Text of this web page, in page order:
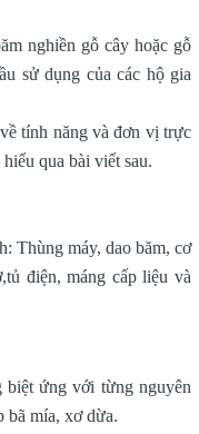
nghiền gỗ cây hoặc gỗ
sử dụng của các hộ gia
tính năng và đơn vị trực
qua bài viết sau.
Thùng máy, dao băm, cơ
điện, máng cấp liệu và
biệt ứng với từng nguyên
bã mía, xơ dừa.